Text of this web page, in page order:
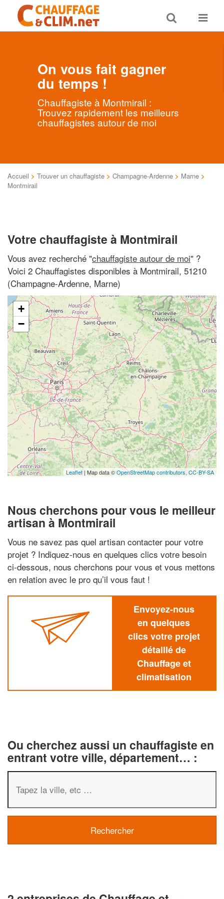
Toggle
search
Toggle
On vous fait gagner
du temps !
Chauffagiste à Montmirail :
Trouvez rapidement les meilleurs
chauffagistes autour de moi
Accueil > Trouver un chauffagiste > Champagne-Ardenne > Marne >
Montmirail
Votre chauffagiste à Montmirail
Vous avez recherché "chauffagiste autour de moi" ?
Voici 2 Chauffagistes disponibles à Montmirail, 51210
(Champagne-Ardenne, Marne)
+
−
Leaflet | Map data ©OpenStreetMap contributors,CC-BY-SA
Nous cherchons pour vous le meilleur
artisan à Montmirail
Vous ne savez pas quel artisan contacter pour votre
projet ? Indiquez-nous en quelques clics votre besoin
ci-dessous, nous cherchons pour vous et vous mettons
en relation avec le pro qu’il vous faut !
Envoyez-nous
en quelques
clics votre projet
détaillé de
Chauffage et
climatisation
Ou cherchez aussi un chauffagiste en
entrant votre ville, département… :